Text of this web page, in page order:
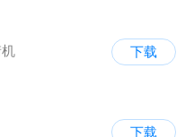
下载
下载